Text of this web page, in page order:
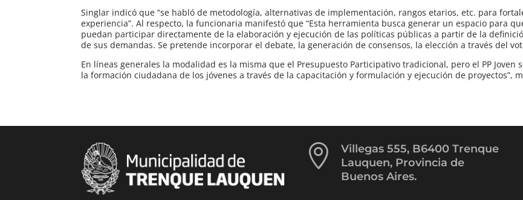
Singlar indicó que “se habló de metodología, alternativas de implementación, rangos etarios, etc. para
experiencia”. Al respecto, la funcionaria manifestó que “Esta herramienta busca generar un espacio para
puedan participar directamente de la elaboración y ejecución de las políticas públicas a partir de la
de sus demandas. Se pretende incorporar el debate, la generación de consensos, la elección a través del
En líneas generales la modalidad es la misma que el Presupuesto Participativo tradicional, pero el PP Joven
la formación ciudadana de los jóvenes a través de la capacitación y formulación y ejecución de proyectos”,

Villegas 555, B6400 Trenque
Lauquen, Provincia de
Buenos Aires.